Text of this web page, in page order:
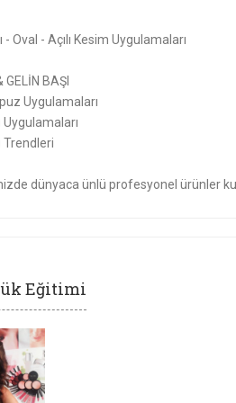
- Oval - Açılı Kesim Uygulamaları
GELİN BAŞI
Uygulamaları
Uygulamaları
Trendleri
dünyaca ünlü profesyonel ürünler
Eğitimi